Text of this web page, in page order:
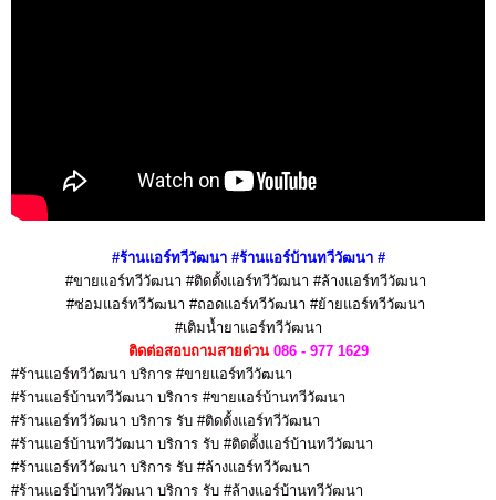
#ร้านแอร์ทวีวัฒนา #ร้านแอร์บ้านทวีวัฒนา#
#ขายแอร์ทวีวัฒนา #ติดตั้งแอร์ทวีวัฒนา #ล้างแอร์ทวีวัฒนา
#ซ่อมแอร์ทวีวัฒนา #ถอดแอร์ทวีวัฒนา #ย้ายแอร์ทวีวัฒนา
#เติมน้ำยาแอร์ทวีวัฒนา
ติดต่อสอบถามสายด่วน 086 - 977 1629
#ร้านแอร์ทวีวัฒนา บริการ #ขายแอร์ทวีวัฒนา
#ร้านแอร์บ้านทวีวัฒนา บริการ #ขายแอร์บ้านทวีวัฒนา
#ร้านแอร์ทวีวัฒนา บริการ รับ #ติดตั้งแอร์ทวีวัฒนา
#ร้านแอร์บ้านทวีวัฒนา บริการ รับ #ติดตั้งแอร์บ้านทวีวัฒนา
#ร้านแอร์ทวีวัฒนา บริการ รับ #ล้างแอร์ทวีวัฒนา
#ร้านแอร์บ้านทวีวัฒนา บริการ รับ #ล้างแอร์บ้านทวีวัฒนา